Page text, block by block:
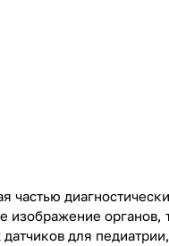
частью
изображение
для